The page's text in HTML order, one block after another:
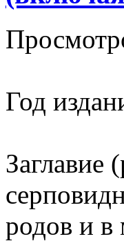
Год
Заглавие
родов и в